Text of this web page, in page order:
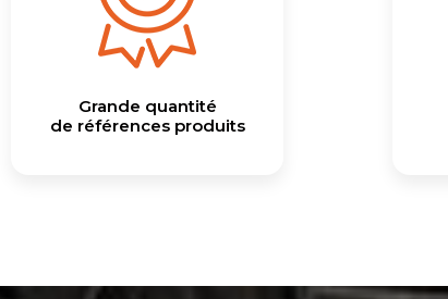
Grande quantité
de références produits